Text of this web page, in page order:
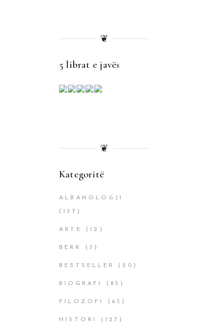
❦
5 librat e javës
❦
Kategoritë
ALBANOLOGJI
(137)
ARTE (12)
BERK (3)
BESTSELLER (20)
BIOGRAFI (85)
FILOZOFI (63)
HISTORI (127)